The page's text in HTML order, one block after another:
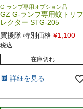
G-ランプ専用オプション品
GZ G-ランプ専用蚊トリフ
レクター STG-205
買援隊 特別価格 ¥1,100
税込
在庫切れ
詳細を見る